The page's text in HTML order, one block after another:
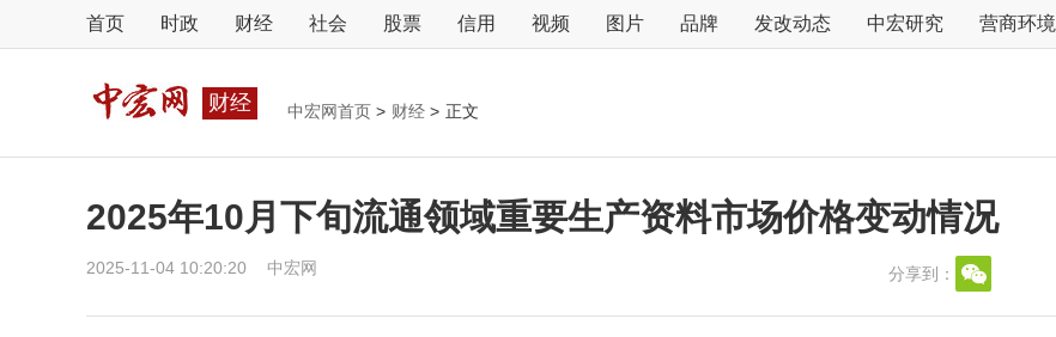
首页 时政 财经 社会 股票 信用 视频 图片 品牌 发改动态 中宏研究 营商环境
财经 中宏网首页 > 财经 > 正文
2025年10月下旬流通领域重要生产资料市场价格变动情况
2025-11-04 10:20:20 中宏网 分享到：